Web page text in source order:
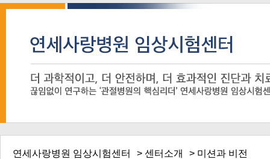
연세사랑병원 임상시험센터 > 센터소개 > 미션과 비전